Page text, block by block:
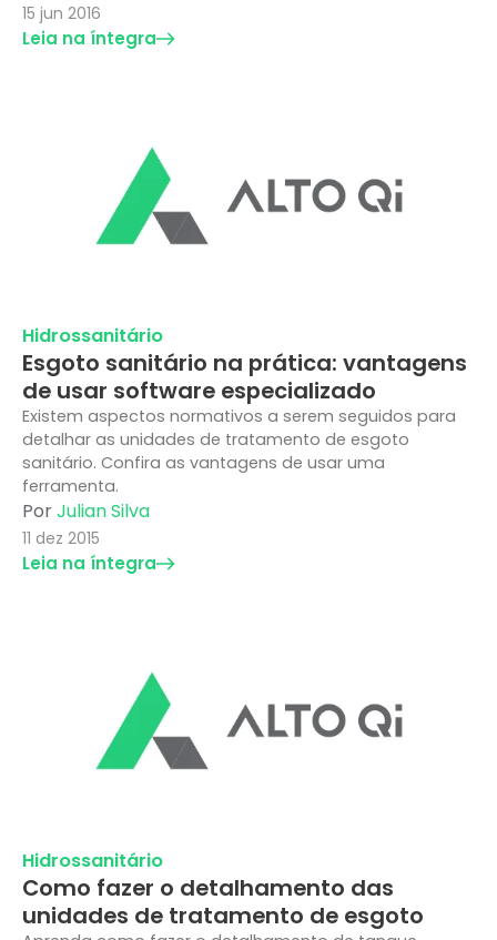
15 jun 2016
Leia na íntegra
Hidrossanitário
Esgoto sanitário na prática: vantagens
de usar software especializado
Existem aspectos normativos a serem seguidos para
detalhar as unidades de tratamento de esgoto
sanitário. Confira as vantagens de usar uma
ferramenta.
PorJulian Silva
11 dez 2015
Leia na íntegra
Hidrossanitário
Como fazer o detalhamento das
unidades de tratamento de esgoto